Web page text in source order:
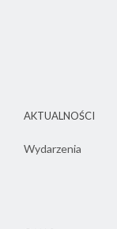
AKTUALNOŚCI
Wydarzenia